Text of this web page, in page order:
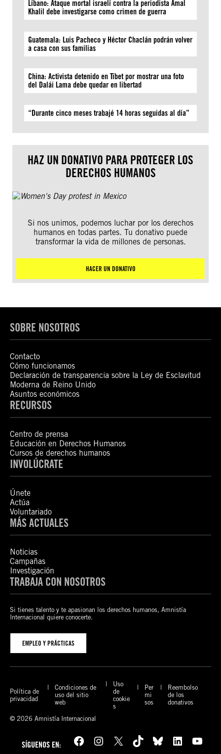
Líbano: Ataque mortal israelí contra la periodista Amal
Khalil debe investigarse como crimen de guerra
Guatemala: Luis Pacheco y Héctor Chaclán podrán volver
a casa con sus familias
China: Activista detenido en Tíbet por mostrar una foto
del Dalái Lama debe quedar en libertad
“Durante cinco meses trabajé 14 horas seguidas al día”
HAZ UN DONATIVO PARA PROTEGER LOS
DERECHOS HUMANOS
Si nos unimos, podemos luchar por los derechos
humanos en todas partes. Tu donativo puede
transformar la vida de millones de personas.
HACER UN DONATIVO
SOBRE NOSOTROS
Contacto
Cómo funcionamos
Declaración de transparencia sobre la Ley de Esclavitud
Moderna de Reino Unido
Asuntos económicos
RECURSOS
Centro de prensa
Educación en Derechos Humanos
Cursos de derechos humanos
INVOLÚCRATE
Únete
Actúa
Voluntariado
MÁS ACTUALES
Noticias
Campañas
Investigación
TRABAJA CON NOSOTROS
Si tienes talento y te apasionan los derechos humanos, Amnistía
Internacional quiere conocerte.
EMPLEO Y PRÁCTICAS
Política de
privacidad
Condiciones de
uso del sitio
web
Uso
de
cookie
s
Per
mi
sos
Reembolso
de los
donativos
© 2026 Amnistía Internacional
SÍGUENOS EN: Facebook Instagram X TikTok Bluesky LinkedIn YouTube